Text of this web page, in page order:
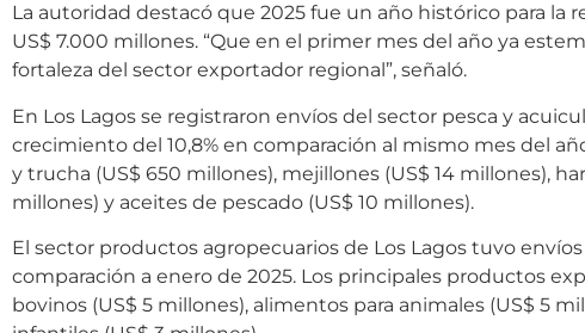
La autoridad destacó que 2025 fue un año histórico para
US$ 7.000 millones. “Que en el primer mes del año ya
fortaleza del sector exportador regional”, señaló.
En Los Lagos se registraron envíos del sector pesca y
crecimiento del 10,8% en comparación al mismo mes del
y trucha (US$ 650 millones), mejillones (US$ 14 millones),
millones) y aceites de pescado (US$ 10 millones).
El sector productos agropecuarios de Los Lagos tuvo
comparación a enero de 2025. Los principales productos
bovinos (US$ 5 millones), alimentos para animales (US$ 5